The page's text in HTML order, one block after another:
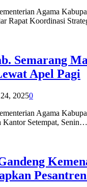
Agama
Rapat Koordinasi
Semarang
Apel Pagi
20250
Agama
Kantor Setempat, Senin…